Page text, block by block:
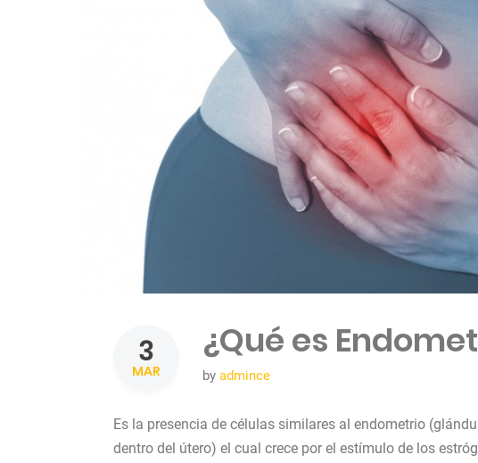
3
MAR
¿Qué es
by admince
Es la presencia de células similares al endometrio
dentro del útero) el cual crece por el estímulo de los